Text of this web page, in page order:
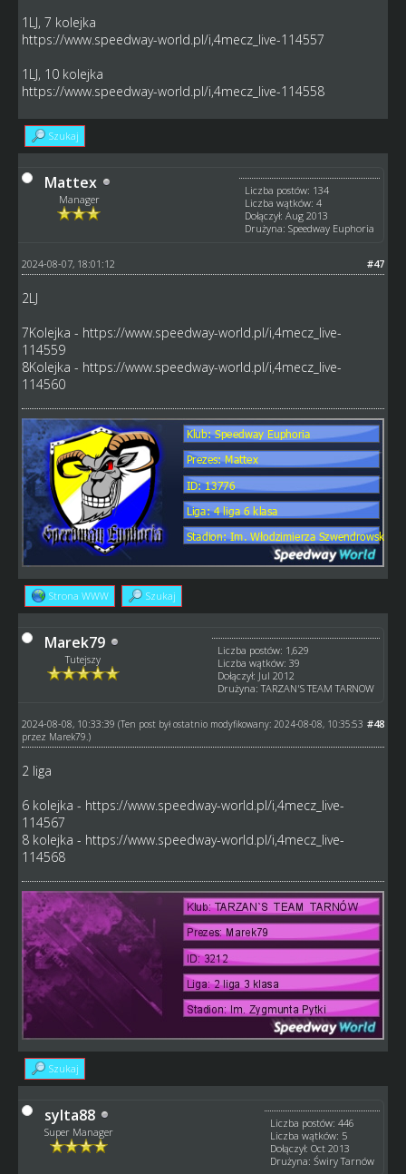
1LJ, 7 kolejka
https://www.speedway-world.pl/i,4mecz_live-114557
1LJ, 10 kolejka
https://www.speedway-world.pl/i,4mecz_live-114558
Szukaj
Mattex
Manager
Liczba postów: 134
Liczba wątków: 4
Dołączył: Aug 2013
Drużyna: Speedway Euphoria
#47
2024-08-07, 18:01:12
2LJ
7Kolejka - https://www.speedway-world.pl/i,4mecz_live-
114559
8Kolejka - https://www.speedway-world.pl/i,4mecz_live-
114560
Strona WWW Szukaj
Marek79
Tutejszy
Liczba postów: 1,629
Liczba wątków: 39
Dołączył: Jul 2012
Drużyna: TARZAN'S TEAM TARNOW
#48
2024-08-08, 10:33:39 (Ten post był ostatnio modyfikowany: 2024-08-08, 10:35:53
przez Marek79 .)
2 liga
6 kolejka - https://www.speedway-world.pl/i,4mecz_live-
114567
8 kolejka - https://www.speedway-world.pl/i,4mecz_live-
114568
Szukaj
sylta88
Super Manager
Liczba postów: 446
Liczba wątków: 5
Dołączył: Oct 2013
Drużyna: Świry Tarnów